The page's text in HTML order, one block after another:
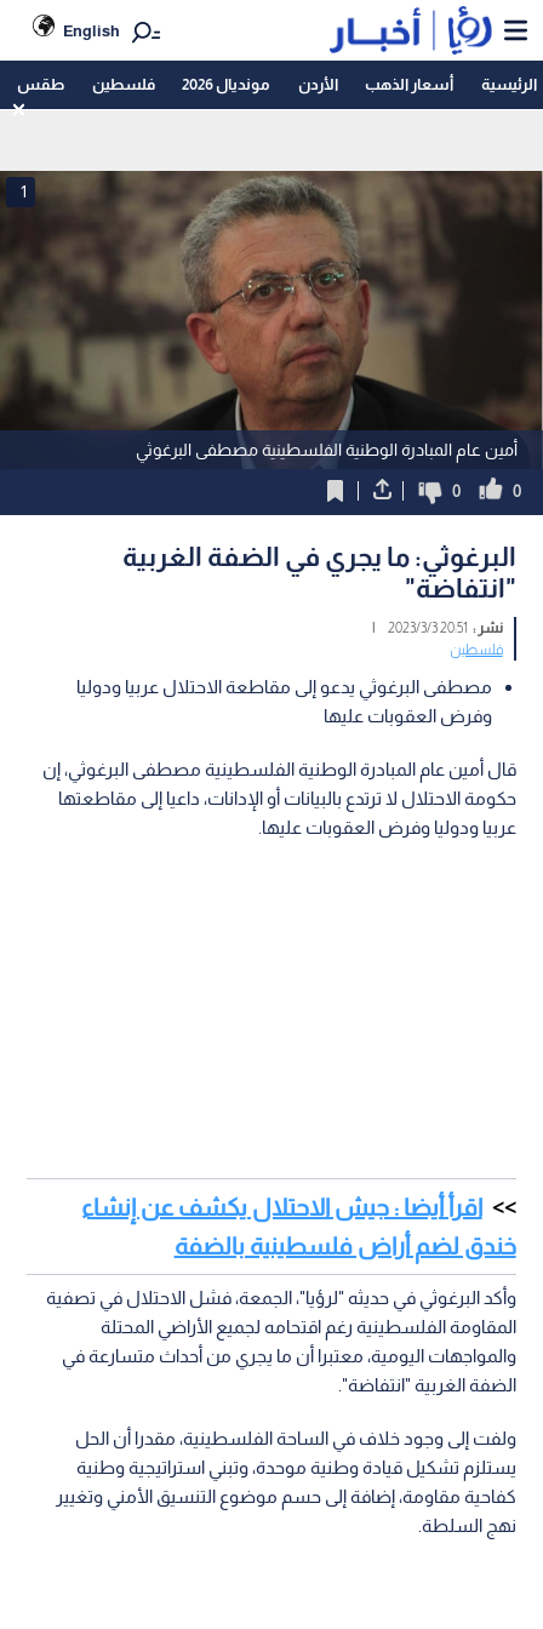
English
الرئيسية أسعار الذهب الأردن مونديال 2026 فلسطين طقس
أمين عام المبادرة الوطنية الفلسطينية مصطفى البرغوثي
1
0
0
البرغوثي: ما يجري في الضفة الغربية
"انتفاضة"
نشر : 20:51 2023/3/3
|
فلسطين
مصطفى البرغوثي يدعو إلى مقاطعة الاحتلال عربيا ودوليا
وفرض العقوبات عليها
قال أمين عام المبادرة الوطنية الفلسطينية مصطفى البرغوثي، إن
حكومة الاحتلال لا ترتدع بالبيانات أو الإدانات، داعيا إلى مقاطعتها
عربيا ودوليا وفرض العقوبات عليها.
اقرأ أيضا : جيش الاحتلال يكشف عن إنشاء
خندق لضم أراض فلسطينية بالضفة
وأكد البرغوثي في حديثه "لرؤيا"، الجمعة، فشل الاحتلال في تصفية
المقاومة الفلسطينية رغم اقتحامه لجميع الأراضي المحتلة
والمواجهات اليومية، معتبرا أن ما يجري من أحداث متسارعة في
الضفة الغربية "انتفاضة".
ولفت إلى وجود خلاف في الساحة الفلسطينية، مقدرا أن الحل
يستلزم تشكيل قيادة وطنية موحدة، وتبني استراتيجية وطنية
كفاحية مقاومة، إضافة إلى حسم موضوع التنسيق الأمني وتغيير
نهج السلطة.